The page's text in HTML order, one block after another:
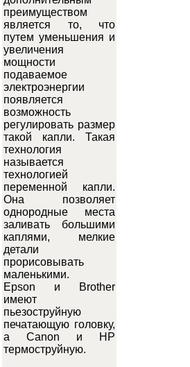
преимуществом
является то, что
путем уменьшения и
увеличения
мощности
подаваемое
электроэнергии
появляется
возможность
регулировать размер
такой капли. Такая
технология
называется
технологией
переменной капли.
Она позволяет
однородные места
заливать большими
каплями, мелкие
детали
прорисовывать
маленькими.
Epson и Brother
имеют
пьезоструйную
печатающую головку,
а Canon и HP
термоструйную.